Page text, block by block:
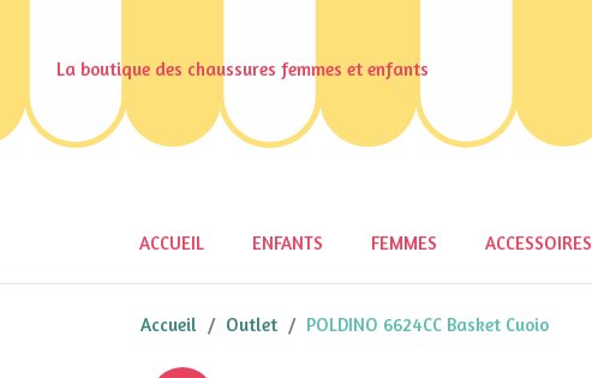
La boutique des chaussures femmes et enfants
ACCUEIL ENFANTS FEMMES ACCESSOIRES
Accueil Outlet POLDINO 6624CC Basket Cuoio